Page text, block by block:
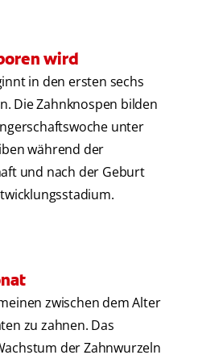
wird
in den ersten sechs
Die Zahnknospen bilden
unter
während der
und nach der Geburt
zwischen dem Alter
zu zahnen. Das
der Zahnwurzeln